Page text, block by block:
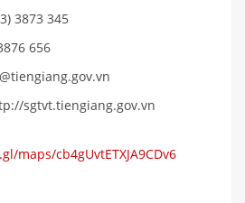
3873 345
656
sgtvt.tiengiang.gov.vn
maps/cb4gUvtETXJA9CDv6